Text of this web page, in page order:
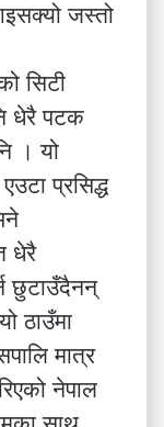
जस्तो
सिटी
धेरै पटक
। यो
प्रसिद्ध
धेरै
छुटाउँदैनन्
ठाउँमा
मात्र
नेपाल